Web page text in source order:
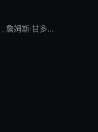
, 詹姆斯·甘多菲尼